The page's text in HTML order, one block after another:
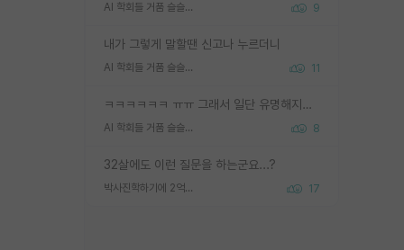
AI 학회들 거품 슬슬 지적이 나오네요 9
내가 그렇게 말할땐 신고나 누르더니
AI 학회들 거품 슬슬 지적이 나오네요 11
ㅋㅋㅋㅋㅋㅋ ㅠㅠ 그래서 일단 유명해지는게 중요한거같습니다
AI 학회들 거품 슬슬 지적이 나오네요 8
32살에도 이런 질문을 하는군요...?
박사진학하기에 2억은 괜찮은 (?) 정도의 경제력인가요 17